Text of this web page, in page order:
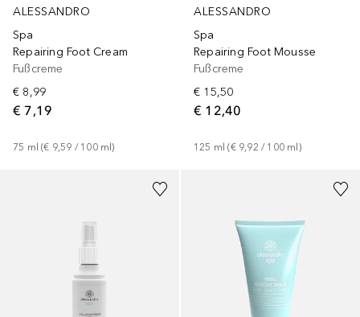
ALESSANDRO
Spa
Repairing Foot Cream
Fußcreme
€ 8,99
€ 7,19
75 ml (€ 9,59 / 100 ml)
ALESSANDRO
Spa
Repairing Foot Mousse
Fußcreme
€ 15,50
€ 12,40
125 ml (€ 9,92 / 100 ml )